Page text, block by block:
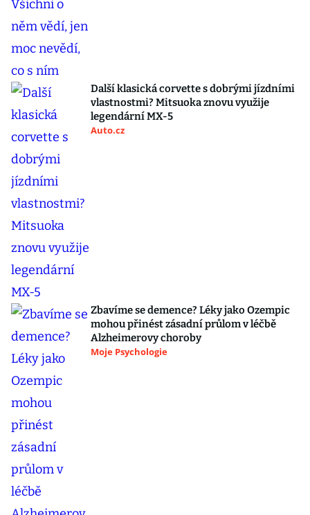
Další klasická corvette s dobrými jízdními
vlastnostmi? Mitsuoka znovu využije
legendární MX-5
Auto.cz
Zbavíme se demence? Léky jako Ozempic
mohou přinést zásadní průlom v léčbě
Alzheimerovy choroby
Moje Psychologie